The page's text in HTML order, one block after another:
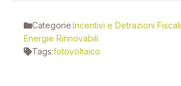
Categorie:Incentivi e Detrazioni Fiscali
Energie Rinnovabili
Tags:fotovoltaico